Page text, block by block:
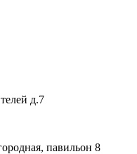
д.7
павильон 8